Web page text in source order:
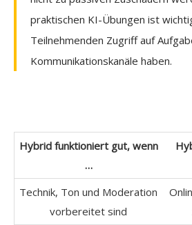
praktischen KI-Übungen ist
Teilnehmenden Zugriff auf
Kommunikationskanäle haben.
Hybrid funktioniert gut, wenn
…
Technik, Ton und Moderation
vorbereitet sind